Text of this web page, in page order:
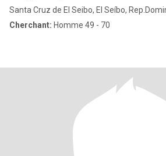
Santa Cruz de El Seibo, El Seíbo,
Cherchant: Homme 49 - 70